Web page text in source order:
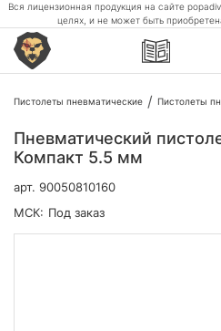
Вся лицензионная продукция на сайте
целях, и не может быть
Пистолеты пневматические Пистолеты
Пневматический
Компакт 5.5 мм
арт. 90050810160
МСК: Под заказ